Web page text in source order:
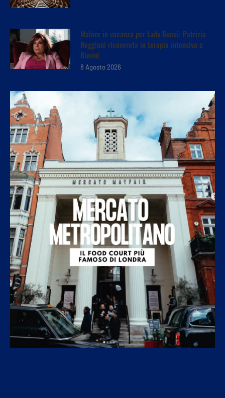
Malore in vacanza per Lady Gucci: Patrizia
Reggiani ricoverata in terapia intensiva a
Rimini
8 Agosto 2026